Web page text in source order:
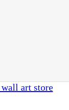
art store